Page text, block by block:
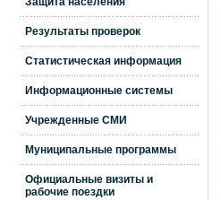
Результаты проверок
Статистическая информация
Информационные системы
Учрежденные СМИ
Муниципальные программы
Официальные визиты и
рабочие поездки